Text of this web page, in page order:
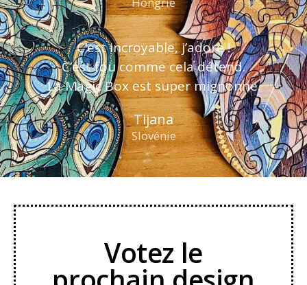
C’est incroyable, j’adore !
C’est fou comme cela détend.
La Magic Box est super mignonne.
Tijana
Slovénie
Votez le